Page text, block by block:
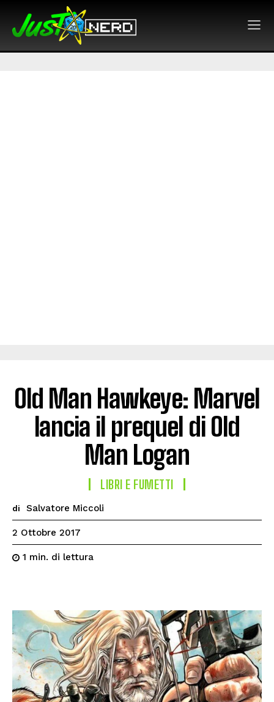
Old Man Hawkeye: Marvel
lancia il prequel di Old
Man Logan
LIBRI E FUMETTI
di Salvatore Miccoli
2 Ottobre 2017
1 min. di lettura